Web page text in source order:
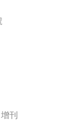
刊